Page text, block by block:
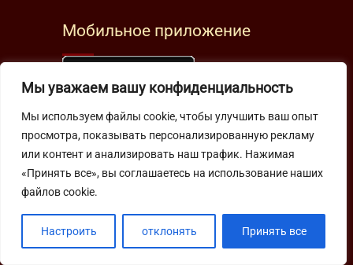
Мы уважаем вашу конфиденциальность
Мы используем файлы cookie, чтобы улучшить ваш опыт
просмотра, показывать персонализированную рекламу
или контент и анализировать наш трафик. Нажимая
«Принять все», вы соглашаетесь на использование наших
файлов cookie.
Настроить отклонять Принять все
Мобильное приложение
Положение о конфиденциальности
Контакты